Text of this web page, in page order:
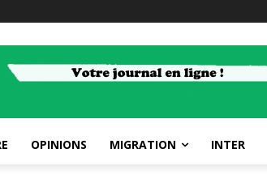
OPINIONS MIGRATION INTER